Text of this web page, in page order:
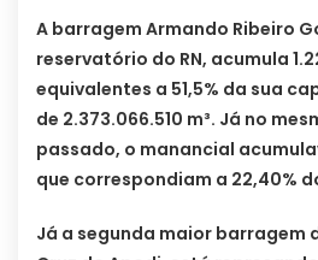
A barragem Armando Ribeiro
reservatório do RN, acumula
equivalentes a 51,5% da sua
de 2.373.066.510 m³. Já no
passado, o manancial
que correspondiam a 22,40%
Já a segunda maior barragem